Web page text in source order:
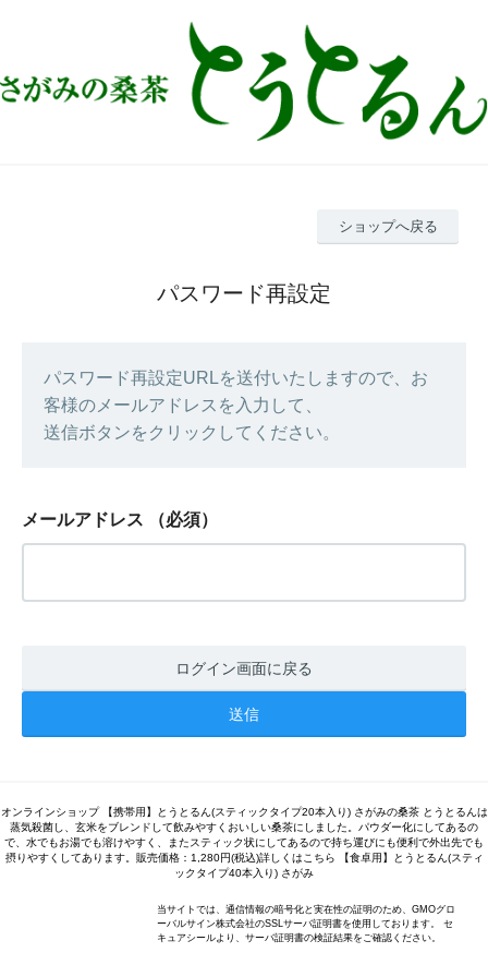
ショップへ戻る
パスワード再設定
パスワード再設定URLを送付いたしますので、お
客様のメールアドレスを入力して、
送信ボタンをクリックしてください。
メールアドレス （必須）
ログイン画面に戻る
オンラインショップ 【携帯用】とうとるん(スティックタイプ20本入り) さがみの桑茶 とうとるんは
蒸気殺菌し、玄米をブレンドして飲みやすくおいしい桑茶にしました。パウダー化にしてあるの
で、水でもお湯でも溶けやすく、またスティック状にしてあるので持ち運びにも便利で外出先でも
摂りやすくしてあります。販売価格：1,280円(税込)詳しくはこちら 【食卓用】とうとるん(スティ
ックタイプ40本入り) さがみ
当サイトでは、通信情報の暗号化と実在性の証明のため、GMOグロ
ーバルサイン株式会社のSSLサーバ証明書を使用しております。 セ
キュアシールより、サーバ証明書の検証結果をご確認ください。